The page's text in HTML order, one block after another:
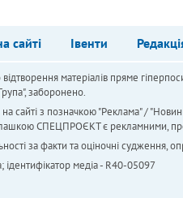
сайті Івенти
матеріалів пряме
заборонено.
на сайті з позначкою "Реклама" /
СПЕЦПРОЄКТ є рекламними,
за факти та оціночні судження,
ідентифікатор медіа - R40-05097